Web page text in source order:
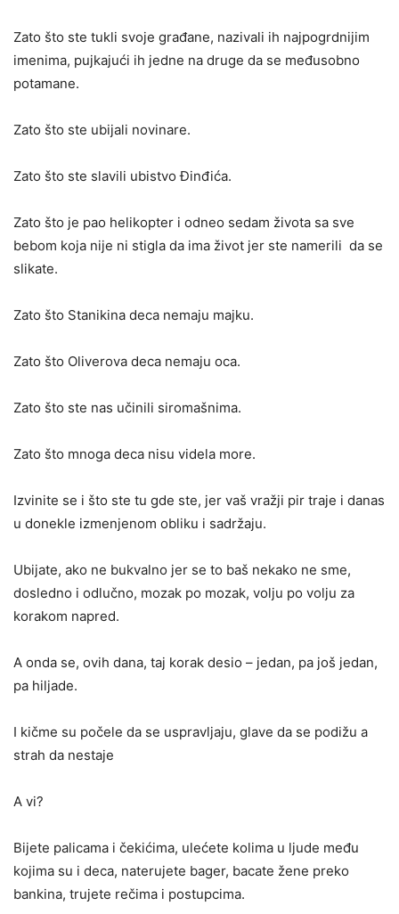
Zato što ste tukli svoje građane, nazivali ih najpogrdnijim
imenima, pujkajući ih jedne na druge da se međusobno
potamane.
Zato što ste ubijali novinare.
Zato što ste slavili ubistvo Đinđića.
Zato što je pao helikopter i odneo sedam života sa sve
bebom koja nije ni stigla da ima život jer ste namerili da se
slikate.
Zato što Stanikina deca nemaju majku.
Zato što Oliverova deca nemaju oca.
Zato što ste nas učinili siromašnima.
Zato što mnoga deca nisu videla more.
Izvinite se i što ste tu gde ste, jer vaš vražji pir traje i danas
u donekle izmenjenom obliku i sadržaju.
Ubijate, ako ne bukvalno jer se to baš nekako ne sme,
dosledno i odlučno, mozak po mozak, volju po volju za
korakom napred.
A onda se, ovih dana, taj korak desio – jedan, pa još jedan,
pa hiljade.
I kičme su počele da se uspravljaju, glave da se podižu a
strah da nestaje
A vi?
Bijete palicama i čekićima, ulećete kolima u ljude među
kojima su i deca, naterujete bager, bacate žene preko
bankina, trujete rečima i postupcima.